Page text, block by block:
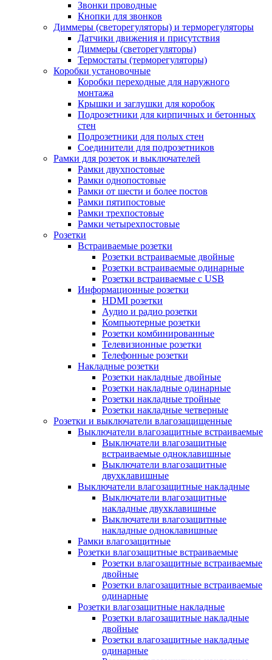
Звонки проводные
Кнопки для звонков
Диммеры (светорегуляторы) и терморегуляторы
Датчики движения и присутствия
Диммеры (светорегуляторы)
Термостаты (терморегуляторы)
Коробки установочные
Коробки переходные для наружного
монтажа
Крышки и заглушки для коробок
Подрозетники для кирпичных и бетонных
стен
Подрозетники для полых стен
Соединители для подрозетников
Рамки для розеток и выключателей
Рамки двухпостовые
Рамки однопостовые
Рамки от шести и более постов
Рамки пятипостовые
Рамки трехпостовые
Рамки четырехпостовые
Розетки
Встраиваемые розетки
Розетки встраиваемые двойные
Розетки встраиваемые одинарные
Розетки встраиваемые с USB
Информационные розетки
HDMI розетки
Аудио и радио розетки
Компьютерные розетки
Розетки комбинированные
Телевизионные розетки
Телефонные розетки
Накладные розетки
Розетки накладные двойные
Розетки накладные одинарные
Розетки накладные тройные
Розетки накладные четверные
Розетки и выключатели влагозащищенные
Выключатели влагозащитные встраиваемые
Выключатели влагозащитные
встраиваемые одноклавишные
Выключатели влагозащитные
двухклавишные
Выключатели влагозащитные накладные
Выключатели влагозащитные
накладные двухклавишные
Выключатели влагозащитные
накладные одноклавишные
Рамки влагозащитные
Розетки влагозащитные встраиваемые
Розетки влагозащитные встраиваемые
двойные
Розетки влагозащитные встраиваемые
одинарные
Розетки влагозащитные накладные
Розетки влагозащитные накладные
двойные
Розетки влагозащитные накладные
одинарные